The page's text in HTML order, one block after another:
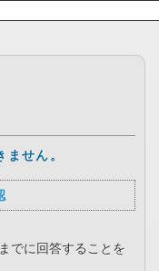
せん。
でに回答することを